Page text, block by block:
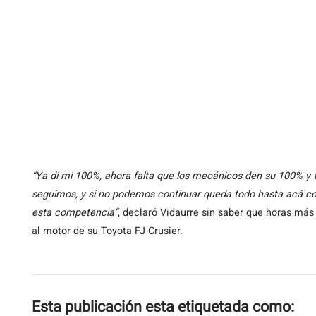
“Ya di mi 100%, ahora falta que los mecánicos den su 100%
seguimos, y si no podemos continuar queda todo hasta acá
esta competencia”, declaró Vidaurre sin saber que horas
al motor de su Toyota FJ Crusier.
Esta publicación esta etiquetada como: